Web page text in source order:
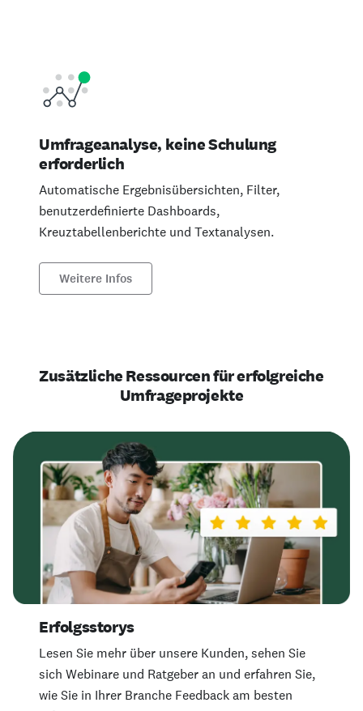
Umfrageanalyse, keine Schulung
erforderlich
Automatische Ergebnisübersichten, Filter,
benutzerdefinierte Dashboards,
Kreuztabellenberichte und Textanalysen.
Weitere Infos
Zusätzliche Ressourcen für erfolgreiche
Umfrageprojekte
Erfolgsstorys
Lesen Sie mehr über unsere Kunden, sehen Sie
sich Webinare und Ratgeber an und erfahren Sie,
wie Sie in Ihrer Branche Feedback am besten